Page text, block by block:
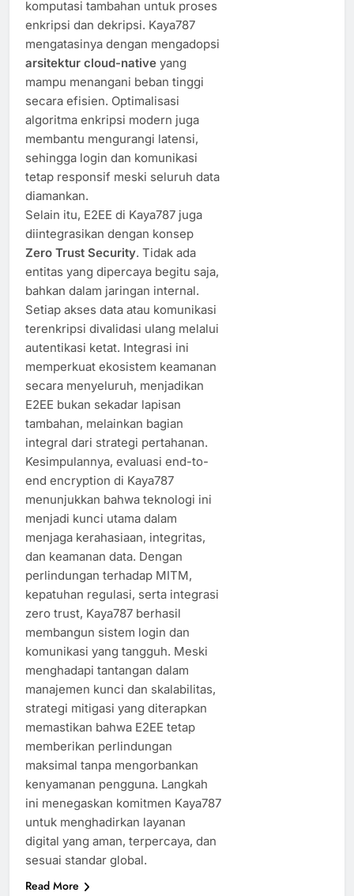
komputasi tambahan untuk proses
enkripsi dan dekripsi. Kaya787
mengatasinya dengan mengadopsi
arsitektur cloud-native yang
mampu menangani beban tinggi
secara efisien. Optimalisasi
algoritma enkripsi modern juga
membantu mengurangi latensi,
sehingga login dan komunikasi
tetap responsif meski seluruh data
diamankan.
Selain itu, E2EE di Kaya787 juga
diintegrasikan dengan konsep
Zero Trust Security. Tidak ada
entitas yang dipercaya begitu saja,
bahkan dalam jaringan internal.
Setiap akses data atau komunikasi
terenkripsi divalidasi ulang melalui
autentikasi ketat. Integrasi ini
memperkuat ekosistem keamanan
secara menyeluruh, menjadikan
E2EE bukan sekadar lapisan
tambahan, melainkan bagian
integral dari strategi pertahanan.
Kesimpulannya, evaluasi end-to-
end encryption di Kaya787
menunjukkan bahwa teknologi ini
menjadi kunci utama dalam
menjaga kerahasiaan, integritas,
dan keamanan data. Dengan
perlindungan terhadap MITM,
kepatuhan regulasi, serta integrasi
zero trust, Kaya787 berhasil
membangun sistem login dan
komunikasi yang tangguh. Meski
menghadapi tantangan dalam
manajemen kunci dan skalabilitas,
strategi mitigasi yang diterapkan
memastikan bahwa E2EE tetap
memberikan perlindungan
maksimal tanpa mengorbankan
kenyamanan pengguna. Langkah
ini menegaskan komitmen Kaya787
untuk menghadirkan layanan
digital yang aman, terpercaya, dan
sesuai standar global.
Read More